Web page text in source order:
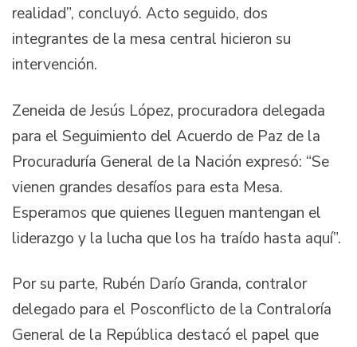
realidad”, concluyó. Acto seguido, dos
integrantes de la mesa central hicieron su
intervención.
Zeneida de Jesús López, procuradora delegada
para el Seguimiento del Acuerdo de Paz de la
Procuraduría General de la Nación expresó: “Se
vienen grandes desafíos para esta Mesa.
Esperamos que quienes lleguen mantengan el
liderazgo y la lucha que los ha traído hasta aquí”.
Por su parte, Rubén Darío Granda, contralor
delegado para el Posconflicto de la Contraloría
General de la República destacó el papel que